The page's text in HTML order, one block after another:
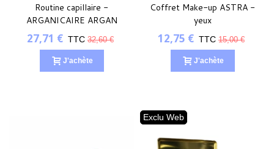
Routine capillaire -
ARGANICAIRE ARGAN
KERATINE
27,71 € TTC 32,60 €
J'achète
Coffret Make-up ASTRA -
yeux
12,75 € TTC 15,00 €
J'achète
Exclu Web